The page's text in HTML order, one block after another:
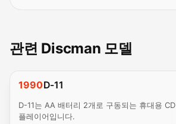
관련 Discman 모델
1990D-11
D-11는 AA 배터리 2개로 구동되는 휴대용 CD
플레이어입니다.